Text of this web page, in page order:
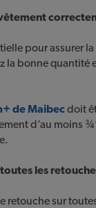
pour assurer
bonne quantité
de Maibecdoit
d’au moins
les
sur